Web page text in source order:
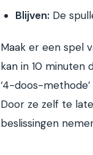
Blijven: De
Maak er een spel
kan in 10 minuten
‘4-doos-
Door ze zelf te
beslissingen